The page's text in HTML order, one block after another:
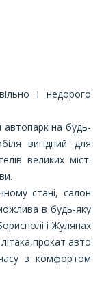
і недорого
на будь-
вигідний для
великих міст.
стані, салон
в будь-яку
і Жулянах
авто
з комфортом